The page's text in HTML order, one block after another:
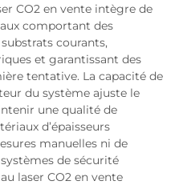
CO2 en vente intègre de
comportant des
courants,
et garantissant des
tentative. La capacité de
du système ajuste le
une qualité de
d’épaisseurs
manuelles ni de
de sécurité
laser CO2 en vente